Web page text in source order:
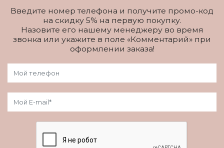
Введите номер телефона и получите промо-код
на скидку 5% на первую покупку.
Назовите его нашему менеджеру во время
звонка или укажите в поле «Комментарий» при
оформлении заказа!